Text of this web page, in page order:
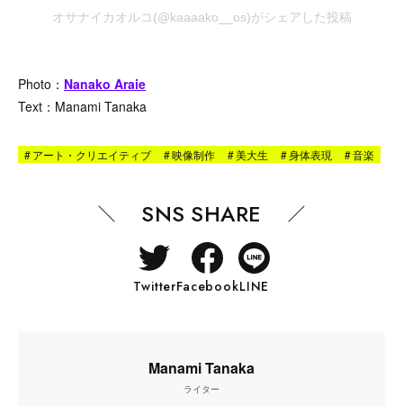
オサナイカオルコ(@kaaaako__os)がシェアした投稿
Photo： Nanako Araie
Text：Manami Tanaka
#アート・クリエイティブ #映像制作 #美大生 #身体表現 #音楽
SNS SHARE
TwitterFacebookLINE
Manami Tanaka
ライター